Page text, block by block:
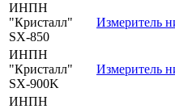
ИНПН
"Кристалл"
SX-850
Измеритель
ИНПН
"Кристалл"
SX-900K
Измеритель
ИНПН